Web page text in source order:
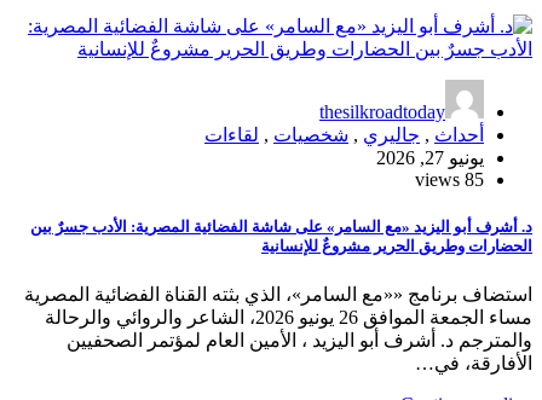
thesilkroadtoday
أحداث , جاليري , شخصيات , لقاءات
يونيو 27, 2026
85 views
د. أشرف أبو اليزيد «مع السامر» على شاشة الفضائية المصرية: الأدب جسرٌ بين
الحضارات وطريق الحرير مشروعٌ للإنسانية
استضاف برنامج ««مع السامر»، الذي بثته القناة الفضائية المصرية
مساء الجمعة الموافق 26 يونيو 2026، الشاعر والروائي والرحالة
والمترجم د. أشرف أبو اليزيد ، الأمين العام لمؤتمر الصحفيين
الأفارقة، في…